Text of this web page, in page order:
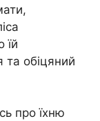
їй
та обіцяний
про їхню